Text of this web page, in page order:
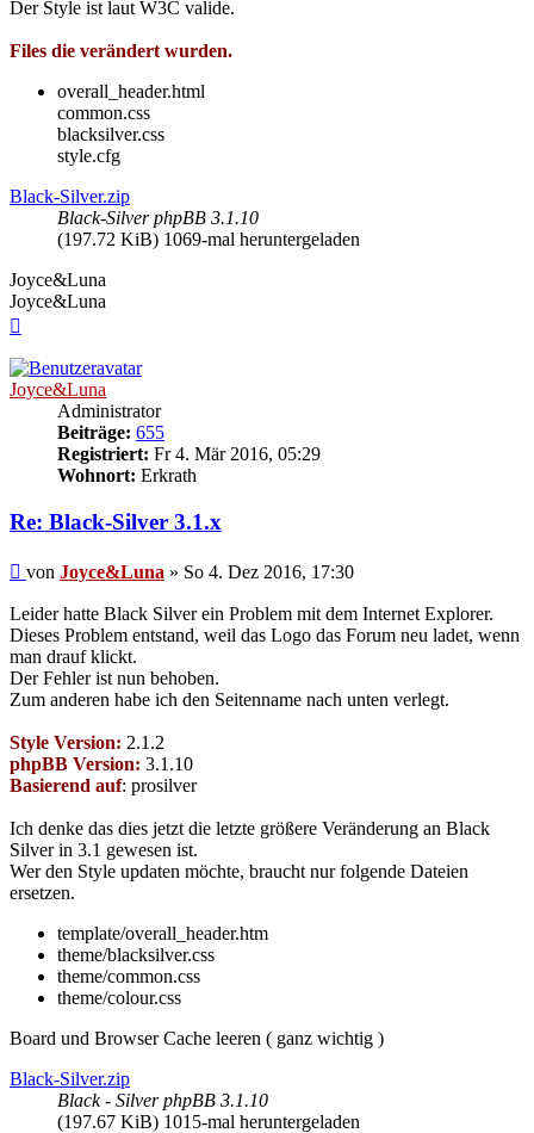
Der Style ist laut W3C valide.
Files die verändert wurden.
overall_header.html
common.css
blacksilver.css
style.cfg
Black-Silver.zip
Black-Silver phpBB 3.1.10
(197.72 KiB) 1069-mal heruntergeladen
Joyce&Luna
Joyce&Luna
Joyce&Luna
Administrator
Beiträge: 655
Registriert: Fr 4. Mär 2016, 05:29
Wohnort: Erkrath
Re: Black-Silver 3.1.x
Beitrag
von Joyce&Luna » So 4. Dez 2016, 17:30
Leider hatte Black Silver ein Problem mit dem Internet Explorer.
Dieses Problem entstand, weil das Logo das Forum neu ladet, wenn
man drauf klickt.
Der Fehler ist nun behoben.
Zum anderen habe ich den Seitenname nach unten verlegt.
Style Version: 2.1.2
phpBB Version: 3.1.10
Basierend auf: prosilver
Ich denke das dies jetzt die letzte größere Veränderung an Black
Silver in 3.1 gewesen ist.
Wer den Style updaten möchte, braucht nur folgende Dateien
ersetzen.
template/overall_header.htm
theme/blacksilver.css
theme/common.css
theme/colour.css
Board und Browser Cache leeren ( ganz wichtig )
Black-Silver.zip
Black - Silver phpBB 3.1.10
(197.67 KiB) 1015-mal heruntergeladen